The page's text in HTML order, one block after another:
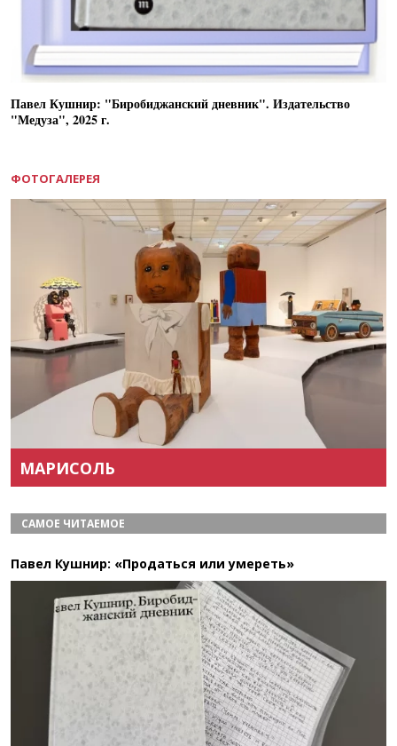
Павел Кушнир: "Биробиджанский дневник". Издательство
"Медуза", 2025 г.
ФОТОГАЛЕРЕЯ
МАРИСОЛЬ
САМОЕ ЧИТАЕМОЕ
Павел Кушнир: «Продаться или умереть»